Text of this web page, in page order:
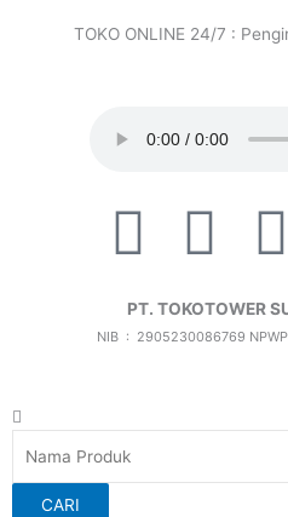
TOKO ONLINE 24/7 :
F
a
c
e
b
T
i
k
t
o
I
PT. TOKOTOWER
NIB : 2905230086769
Search
CARI